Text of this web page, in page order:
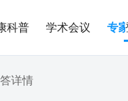
科普 学术会议 专
详情